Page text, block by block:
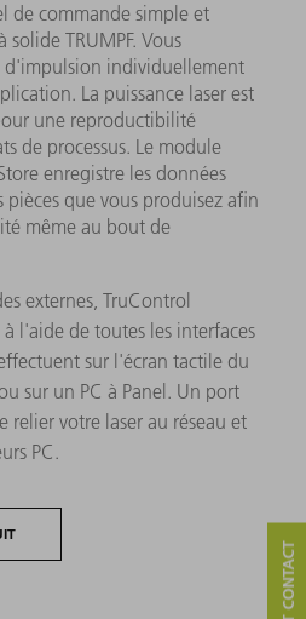
de commande simple et
TRUMPF. Vous
d'impulsion individuellement
La puissance laser est
une reproductibilité
de processus. Le module
enregistre les données
pièces que vous produisez afin
même au bout de
externes, TruControl
l'aide de toutes les interfaces
sur l'écran tactile du
sur un PC à Panel. Un port
relier votre laser au réseau et
PC.